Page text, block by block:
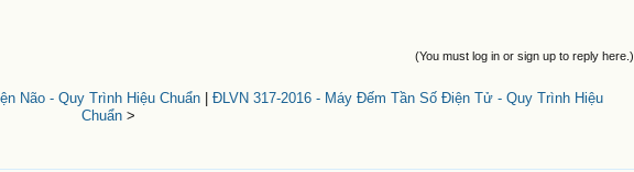
(You must log in or sign up to reply here.)
Não - Quy Trình Hiệu Chuẩn
ĐLVN 317-2016 - Máy Đếm Tần Số Điện Tử - Quy Trình Hiệu
Chuẩn>